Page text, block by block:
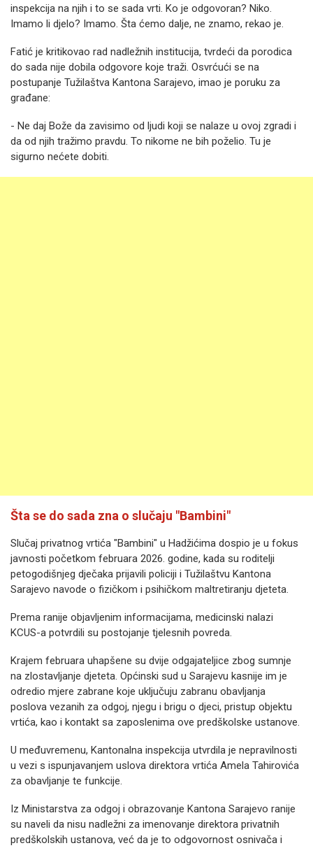
inspekcija na njih i to se sada vrti. Ko je odgovoran? Niko.
Imamo li djelo? Imamo. Šta ćemo dalje, ne znamo, rekao je.
Fatić je kritikovao rad nadležnih institucija, tvrdeći da porodica
do sada nije dobila odgovore koje traži. Osvrćući se na
postupanje Tužilaštva Kantona Sarajevo, imao je poruku za
građane:
- Ne daj Bože da zavisimo od ljudi koji se nalaze u ovoj zgradi i
da od njih tražimo pravdu. To nikome ne bih poželio. Tu je
sigurno nećete dobiti.
Šta se do sada zna o slučaju "Bambini"
Slučaj privatnog vrtića "Bambini" u Hadžićima dospio je u fokus
javnosti početkom februara 2026. godine, kada su roditelji
petogodišnjeg dječaka prijavili policiji i Tužilaštvu Kantona
Sarajevo navode o fizičkom i psihičkom maltretiranju djeteta.
Prema ranije objavljenim informacijama, medicinski nalazi
KCUS-a potvrdili su postojanje tjelesnih povreda.
Krajem februara uhapšene su dvije odgajateljice zbog sumnje
na zlostavljanje djeteta. Općinski sud u Sarajevu kasnije im je
odredio mjere zabrane koje uključuju zabranu obavljanja
poslova vezanih za odgoj, njegu i brigu o djeci, pristup objektu
vrtića, kao i kontakt sa zaposlenima ove predškolske ustanove.
U međuvremenu, Kantonalna inspekcija utvrdila je nepravilnosti
u vezi s ispunjavanjem uslova direktora vrtića Amela Tahirovića
za obavljanje te funkcije.
Iz Ministarstva za odgoj i obrazovanje Kantona Sarajevo ranije
su naveli da nisu nadležni za imenovanje direktora privatnih
predškolskih ustanova, već da je to odgovornost osnivača i